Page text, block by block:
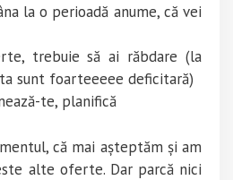
la o perioadă anume, că vei
trebuie să ai răbdare (la
sunt foarteeeee deficitară)
te, planifică
că mai așteptăm și am
alte oferte. Dar parcă nici